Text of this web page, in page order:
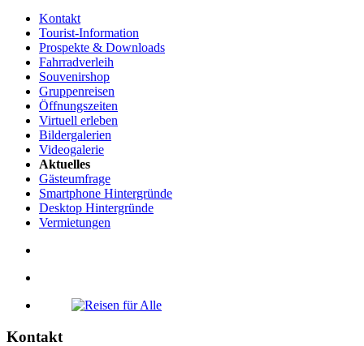
Kontakt
Tourist-Information
Prospekte & Downloads
Fahrradverleih
Souvenirshop
Gruppenreisen
Öffnungszeiten
Virtuell erleben
Bildergalerien
Videogalerie
Aktuelles
Gästeumfrage
Smartphone Hintergründe
Desktop Hintergründe
Vermietungen
Kontakt